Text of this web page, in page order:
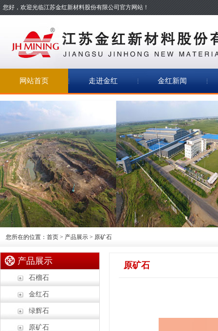
您好，欢迎光临江苏金红新材料股份有限公司官方网站！
网站首页 走进金红 金红新闻
您所在的位置：首页 > 产品展示 > 原矿石
产品展示
石榴石
金红石
绿辉石
原矿石
原矿石